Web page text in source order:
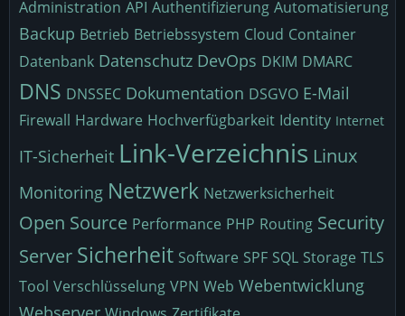
Administration API Authentifizierung Automatisierung
Backup Betrieb Betriebssystem Cloud Container
Datenbank Datenschutz DevOps DKIM DMARC
DNS DNSSEC Dokumentation DSGVO E-Mail
Firewall Hardware Hochverfügbarkeit Identity Internet
IT-Sicherheit Link-Verzeichnis Linux
Monitoring Netzwerk Netzwerksicherheit
Open Source Performance PHP Routing Security
Server Sicherheit Software SPF SQL Storage TLS
Tool Verschlüsselung VPN Web Webentwicklung